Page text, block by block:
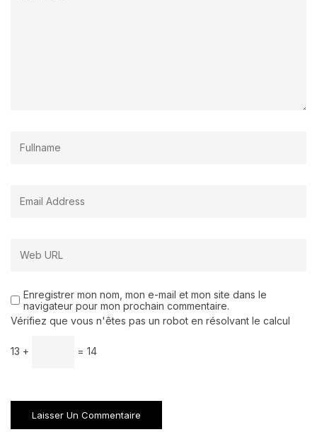
Enregistrer mon nom, mon e-mail et mon site dans le
navigateur pour mon prochain commentaire.
Vérifiez que vous n'êtes pas un robot en résolvant le calcul
13 + = 14